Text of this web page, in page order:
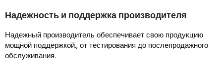
Надежность и поддержка производителя
Надежный производитель обеспечивает свою продукцию
мощной поддержкой., от тестирования до послепродажного
обслуживания.